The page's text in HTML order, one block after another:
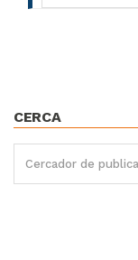
CERCA